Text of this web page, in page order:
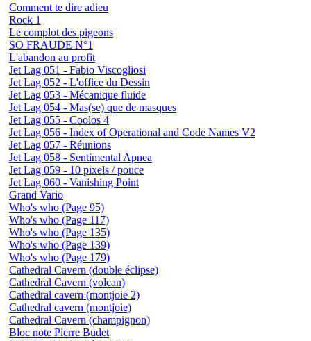
Comment te dire adieu
Rock 1
Le complot des pigeons
SO FRAUDE N°1
L'abandon au profit
Jet Lag 051 - Fabio Viscogliosi
Jet Lag 052 - L'office du Dessin
Jet Lag 053 - Mécanique fluide
Jet Lag 054 - Mas(se) que de masques
Jet Lag 055 - Coolos 4
Jet Lag 056 - Index of Operational and Code Names V2
Jet Lag 057 - Réunions
Jet Lag 058 - Sentimental Apnea
Jet Lag 059 - 10 pixels / pouce
Jet Lag 060 - Vanishing Point
Grand Vario
Who's who (Page 95)
Who's who (Page 117)
Who's who (Page 135)
Who's who (Page 139)
Who's who (Page 179)
Cathedral Cavern (double éclipse)
Cathedral Cavern (volcan)
Cathedral cavern (montjoie 2)
Cathedral cavern (montjoie)
Cathedral Cavern (champignon)
Bloc note Pierre Budet